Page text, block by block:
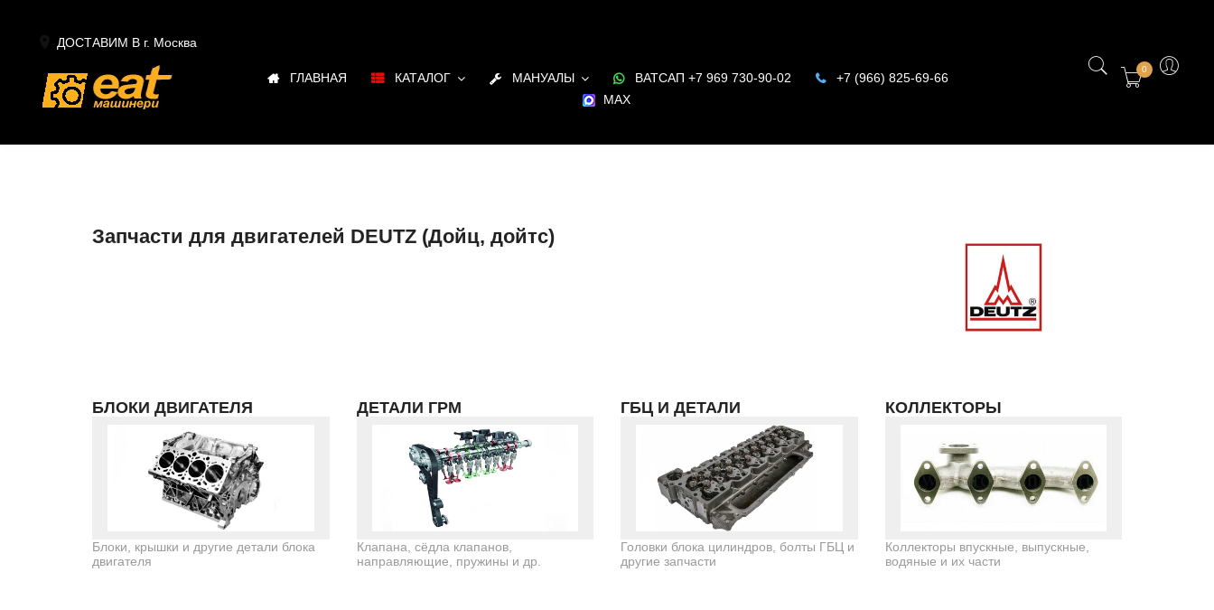
ДОСТАВИМ В г. Москва
ГЛАВНАЯ КАТАЛОГ МАНУАЛЫ ВАТСАП +7 969 730-90-02
+7 (966) 825-69-66
MAX
0
Запчасти для двигателей DEUTZ (Дойц, дойтс)
БЛОКИ ДВИГАТЕЛЯ
Блоки, крышки и другие детали блока
двигателя
ДЕТАЛИ ГРМ
Клапана, сёдла клапанов,
направляющие, пружины и др.
ГБЦ И ДЕТАЛИ
Головки блока цилиндров, болты ГБЦ и
другие запчасти
КОЛЛЕКТОРЫ
Коллекторы впускные, выпускные,
водяные и их части